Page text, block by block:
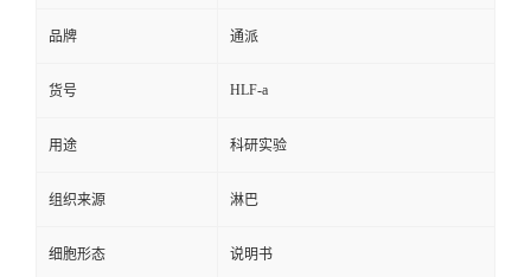
品牌 通派
货号 HLF-a
用途 科研实验
组织来源 淋巴
细胞形态 说明书